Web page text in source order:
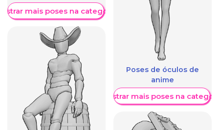
mais poses na categoria
Poses de óculos de
anime
Mostrar mais poses na